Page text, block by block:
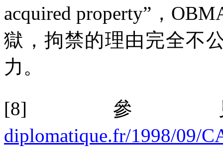
acquired property” ，
獄，拘禁的理由完全不
力。
[8] 參
diplomatique.fr/1998/09/